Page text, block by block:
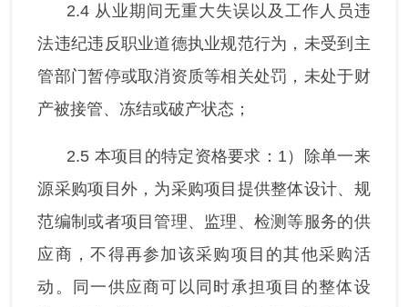
2.4 从业期间无重大失误以及工作人员违
法违纪违反职业道德执业规范行为，未受到主
管部门暂停或取消资质等相关处罚，未处于财
产被接管、冻结或破产状态；
2.5 本项目的特定资格要求：1）除单一来
源采购项目外，为采购项目提供整体设计、规
范编制或者项目管理、监理、检测等服务的供
应商，不得再参加该采购项目的其他采购活
动。同一供应商可以同时承担项目的整体设